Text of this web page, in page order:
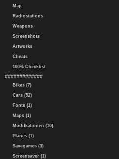
Map
Radiostations
Weapons
Screenshots
Artworks
Cheats
100% Checklist
#############
Bikes (7)
Cars (52)
Fonts (1)
Maps (1)
Modifkationen (10)
Planes (1)
Savegames (3)
Screensaver (1)